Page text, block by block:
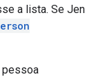
a lista. Se Jen
pessoa